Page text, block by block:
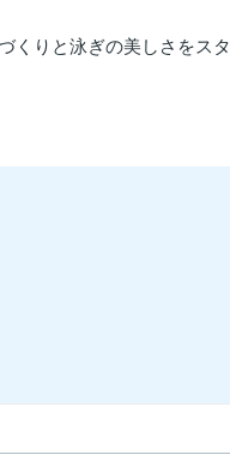
くりと泳ぎの美しさをスタ